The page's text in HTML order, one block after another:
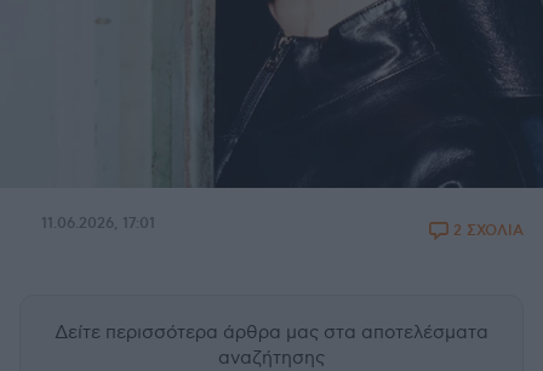
11.06.2026, 17:01 2 ΣΧΟΛΙΑ
Δείτε περισσότερα άρθρα μας στα αποτελέσματα
αναζήτησης